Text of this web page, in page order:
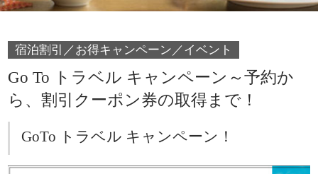
宿泊割引／お得キャンペーン／イベント
Go To トラベル キャンペーン～予約か
ら、割引クーポン券の取得まで！
GoTo トラベル キャンペーン！